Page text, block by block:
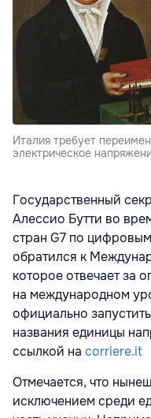
Италия требует
электрическое
Государственный
Алессио Бутти во
стран G7 по
обратился к
которое отвечает за
на международном
официально
названия единицы
ссылкой на corriere.it
Отмечается, что
исключением среди